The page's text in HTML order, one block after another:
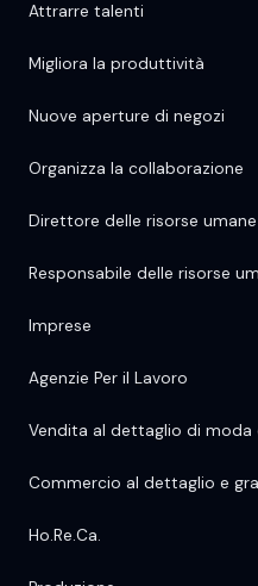
Attrarre talenti
Migliora la produttività
Nuove aperture di negozi
Organizza la collaborazione
Direttore delle risorse umane
Responsabile delle risorse
Imprese
Agenzie Per il Lavoro
Vendita al dettaglio di moda
Commercio al dettaglio e
Ho.Re.Ca.